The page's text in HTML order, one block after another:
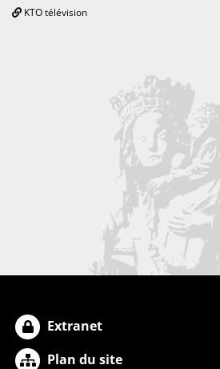
KTO télévision
Extranet
Plan du site